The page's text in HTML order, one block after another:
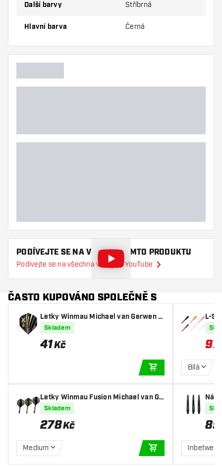
Další barvy Stříbrná
Hlavní barva Černá
PODÍVEJTE SE NA VIDEO O TOMTO PRODUKTU
Podívejte se na všechna videa na YouTube
ČASTO KUPOVÁNO SPOLEČNĚ S
Letky Winmau Michael van Gerwen P
rism Delta EVO-X
Skladem
41Kč
PŘIDAT DO KOŠÍKU
Letky Winmau Fusion Michael van Ge
rwen Green Black NO2
Skladem
278Kč
Medium
PŘIDAT DO KOŠÍKU
L-
97
Bílá
85
Inbetween